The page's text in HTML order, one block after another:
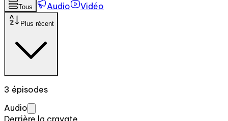
Tous Audio Vidéo
Plus récent
3 épisodes
Audio
Derrière la cravate